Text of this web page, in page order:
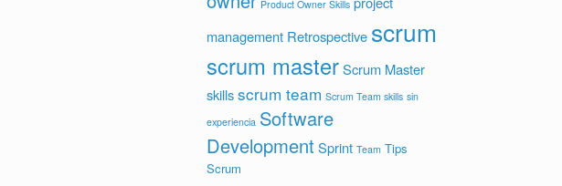
Product Owner Skills
management Retrospective scrum
scrum master Scrum Master
skills scrum team Scrum Team skills sin
experiencia Software
Development Sprint Team Tips
Scrum